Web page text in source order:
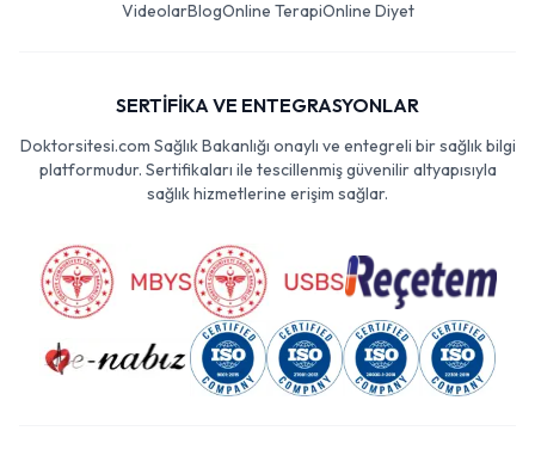
VideolarBlogOnline TerapiOnline Diyet
SERTİFİKA VE ENTEGRASYONLAR
Doktorsitesi.com Sağlık Bakanlığı onaylı ve entegreli bir sağlık bilgi
platformudur. Sertifikaları ile tescillenmiş güvenilir altyapısıyla
sağlık hizmetlerine erişim sağlar.